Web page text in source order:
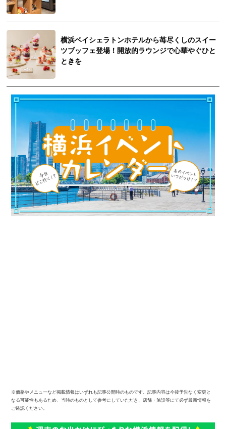
横浜ベイシェラトンホテルから苺尽くしのスイー
ツブッフェ登場！開放的ラウンジで心華やぐひと
ときを
※価格やメニューなど掲載情報はいずれも記事公開時のものです。記事内容は今後予告なく変更と
なる可能性もあるため、当時のものとして参考にしていただき、店舗・施設等にて必ず最新情報を
ご確認ください。